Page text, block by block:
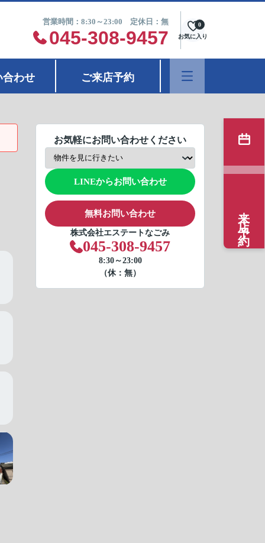
営業時間：8:30～23:00 定休日：無
045-308-9457 お気に入り
0
合わせ ご来店予約
お気軽にお問い合わせください
LINEからお問い合わせ
無料お問い合わせ
株式会社エステートなごみ
045-308-9457
8:30～23:00
（休：無）
来店予約